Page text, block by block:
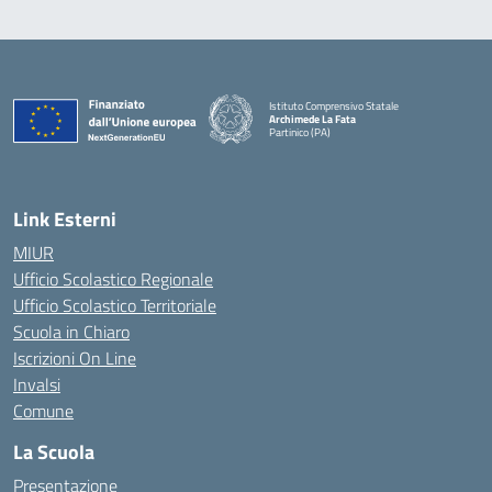
Istituto Comprensivo Statale
Archimede La Fata
Partinico (PA)
Link Esterni
MIUR
Ufficio Scolastico Regionale
Ufficio Scolastico Territoriale
Scuola in Chiaro
Iscrizioni On Line
Invalsi
Comune
La Scuola
Presentazione